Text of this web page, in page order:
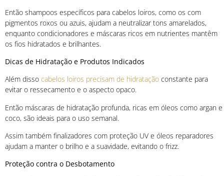
Então shampoos específicos para cabelos loiros, como os com
pigmentos roxos ou azuis, ajudam a neutralizar tons amarelados,
enquanto condicionadores e máscaras ricos em nutrientes mantêm
os fios hidratados e brilhantes.
Dicas de Hidratação e Produtos Indicados
Além disso cabelos loiros precisam de hidratação constante para
evitar o ressecamento e o aspecto opaco.
Então máscaras de hidratação profunda, ricas em óleos como argan e
coco, são ideais para o uso semanal.
Assim também finalizadores com proteção UV e óleos reparadores
ajudam a manter o brilho e a suavidade, evitando o frizz.
Proteção contra o Desbotamento